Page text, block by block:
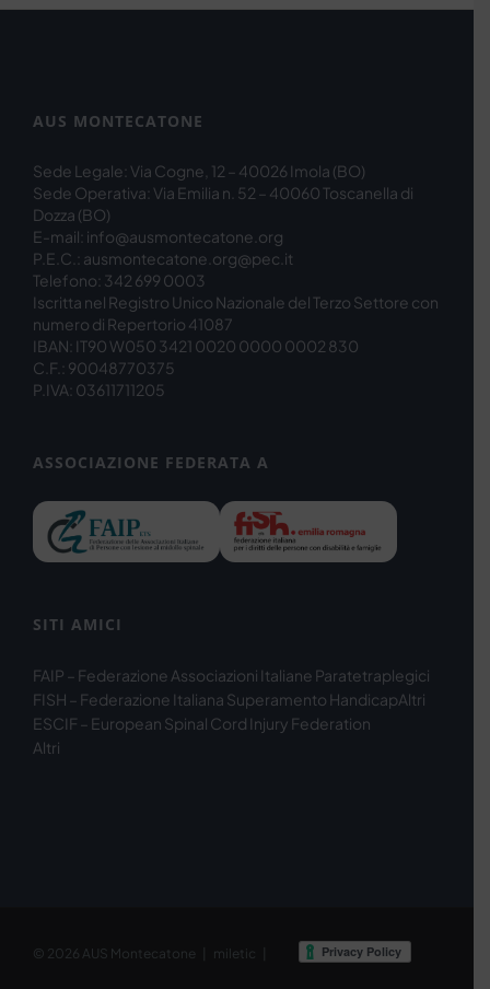
AUS MONTECATONE
Sede Legale: Via Cogne, 12 – 40026 Imola (BO)
Sede Operativa: Via Emilia n. 52 – 40060 Toscanella di
Dozza (BO)
E-mail: info@ausmontecatone.org
P.E.C.: ausmontecatone.org@pec.it
Telefono: 342 699 0003
Iscritta nel Registro Unico Nazionale del Terzo Settore con
numero di Repertorio 41087
IBAN: IT90 W050 3421 0020 0000 0002 830
C.F.: 90048770375
P.IVA: 03611711205
ASSOCIAZIONE FEDERATA A
SITI AMICI
FAIP – Federazione Associazioni Italiane Paratetraplegici
FISH – Federazione Italiana Superamento HandicapAltri
ESCIF – European Spinal Cord Injury Federation
Altri
© 2026 AUS Montecatone miletic